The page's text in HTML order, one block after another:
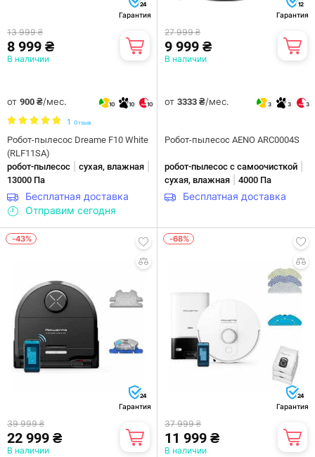
24
Гарантия
13 999 ₴
8 999 ₴
В наличии
от 900 ₴/мес. 10 10 10
1 Отзыв
Робот-пылесос Dreame F10 White
(RLF11SA)
робот-пылесос
сухая, влажная
13000 Па
Бесплатная доставка
Отправим сегодня
12
Гарантия
27 999 ₴
9 999 ₴
В наличии
от 3333 ₴/мес. 3 3 3
Робот-пылесос AENO ARC0004S
робот-пылесос с самоочисткой
сухая, влажная 4000 Па
Бесплатная доставка
-43%
24
Гарантия
39 999 ₴
22 999 ₴
В наличии
-68%
24
Гарантия
37 999 ₴
11 999 ₴
В наличии